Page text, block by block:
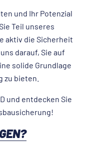
und Ihr Potenzial
Teil unseres
aktiv die Sicherheit
darauf, Sie auf
solide Grundlage
zu bieten.
und entdecken Sie